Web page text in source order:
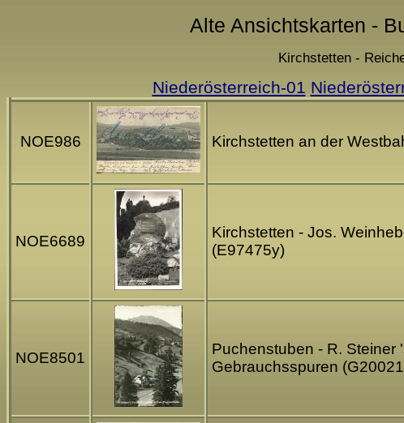
Alte Ansichtskarten -
Kirchstetten -
Niederösterreich-01
NOE986 Kirchstetten an der
NOE6689
Kirchstetten - Jos.
(E97475y)
NOE8501
Puchenstuben - R. Steiner
Gebrauchsspuren